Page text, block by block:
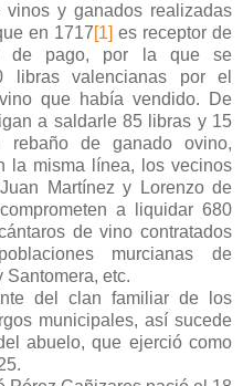
vinos y ganados realizadas
en 1717[1] es receptor de
de pago, por la que se
libras valencianas por el
que había vendido. De
a saldarle 85 libras y 15
de ganado ovino,
la misma línea, los vecinos
Martínez y Lorenzo de
a liquidar 680
de vino contratados
murcianas de
Santomera, etc.
del clan familiar de los
municipales, así sucede
abuelo, que ejerció como